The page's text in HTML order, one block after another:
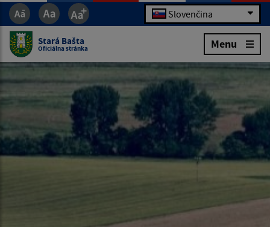
Slovenčina
Stará Bašta
Oficiálna stránka Menu